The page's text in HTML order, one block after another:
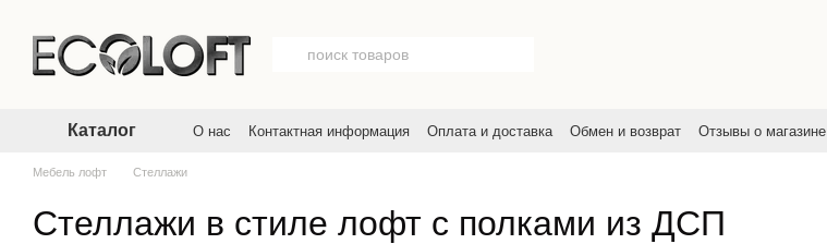
Каталог О нас Контактная информация Оплата и доставка Обмен и возврат Отзывы о магазине
Мебель лофт Стеллажи
Стеллажи в стиле лофт с полками из ДСП